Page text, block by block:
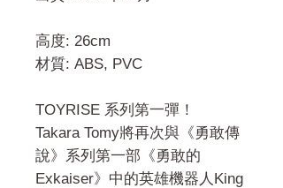
高度: 26cm
材質: ABS, PVC
TOYRISE 系列第一彈！
Takara Tomy將再次與《勇敢傳
說》系列第一部《勇敢的
Exkaiser》中的英雄機器人King